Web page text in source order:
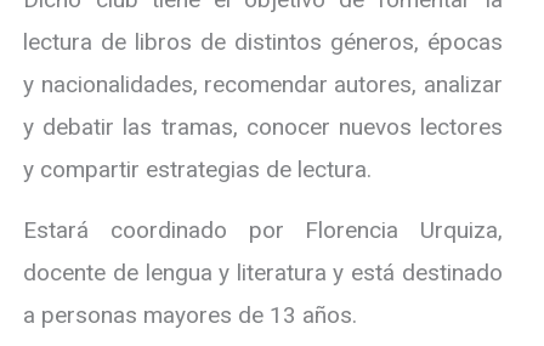
lectura de libros de distintos géneros, épocas
y nacionalidades, recomendar autores, analizar
y debatir las tramas, conocer nuevos lectores
y compartir estrategias de lectura.
Estará coordinado por Florencia Urquiza,
docente de lengua y literatura y está destinado
a personas mayores de 13 años.